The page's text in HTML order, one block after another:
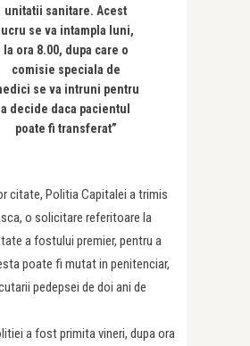
unitatii sanitare. Acest
lucru se va intampla luni,
la ora 8.00, dupa care o
comisie speciala de
se va intruni pentru
a decide daca pacientul
poate fi transferat”
citate, Politia Capitalei a trimis
o solicitare referitoare la
a fostului premier, pentru a
poate fi mutat in penitenciar,
pedepsei de doi ani de
a fost primita vineri, dupa ora